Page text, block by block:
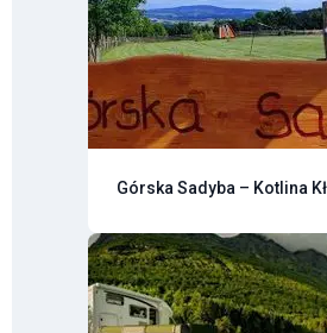
Górska Sadyba – Kotlina